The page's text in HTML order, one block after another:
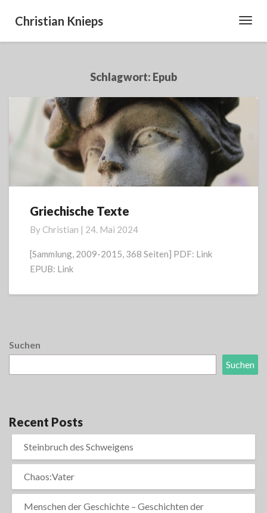
Christian Knieps
Schlagwort: Epub
Griechische
Griechische Texte
By Christian | 24. Mai 2024
[Sammlung, 2009-2015, 368 Seiten] PDF: Link
EPUB: Link
Suchen
Suchen
Recent Posts
Steinbruch des Schweigens
Chaos:Vater
Menschen der Geschichte – Geschichten der